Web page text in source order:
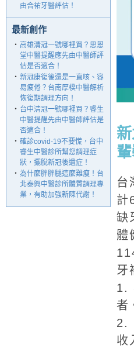
由合祐牙醫評估！
最新創作
‧ 高雄清冠一號哪裡買？思恩
堂中醫提醒應先由中醫師評
估是否適合！
‧ 新冠康復後還是一直咳、容
易疲倦？台南厚樸中醫解析
恢復期調理方向！
‧ 台中清冠一號哪裡買？睿生
中醫提醒先由中醫師評估是
否適合！
‧ 確診covid-19不要慌，台中
睿生中醫診所幫您調理症
狀，擺脫新冠後遺症！
‧ 為什麼胖胖腿這麼難瘦！台
北泰興中醫診所體質調理專
業，有助加強新陳代謝！
台
計
缺
體
牙
1.
者
2.
收